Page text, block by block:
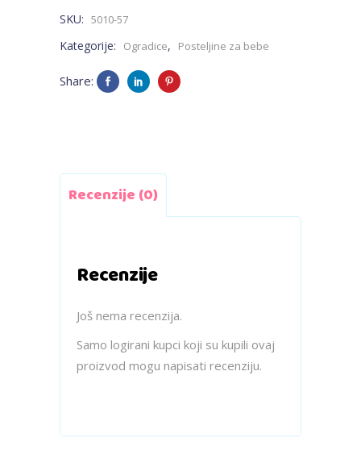
SKU: 5010-57
Kategorije: Ogradice, Posteljine za bebe
Share:
Recenzije (0)
Recenzije
Još nema recenzija.
Samo logirani kupci koji su kupili ovaj
proizvod mogu napisati recenziju.